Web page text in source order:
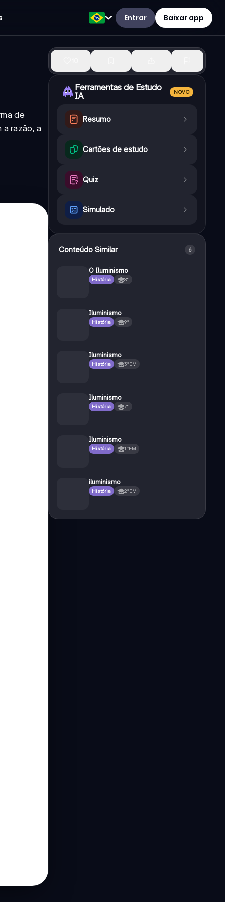
Entrar Baixar app
de
a razão, a
Ferramentas de Estudo
IA
NOVO
Resumo
Cartões de estudo
Quiz
Simulado
Conteúdo Similar 6
O Iluminismo
História 8°
Iluminismo
História 9°
Iluminismo
História 3°EM
Iluminismo
História 7°
Iluminismo
História 1°EM
iluminismo
História 2°EM